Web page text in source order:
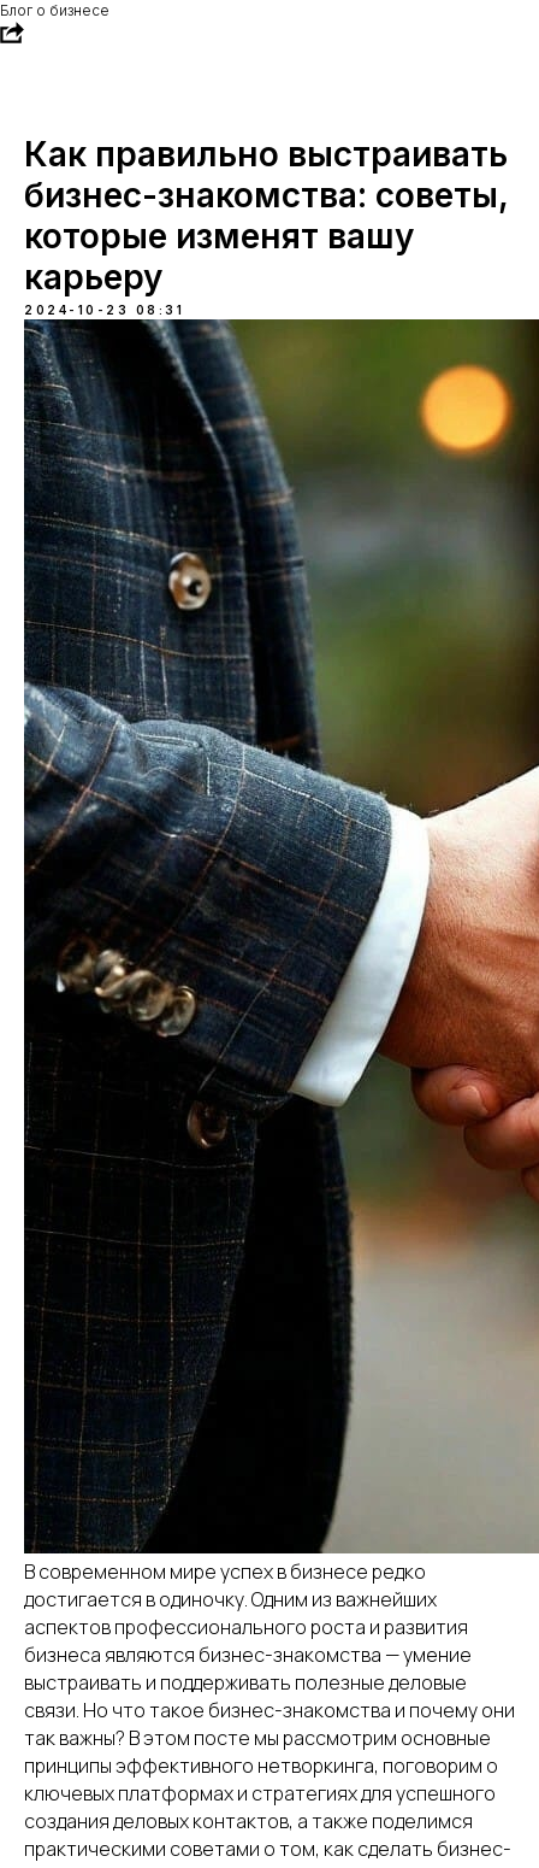
Блог о бизнесе
Как правильно выстраивать
бизнес-знакомства: советы,
которые изменят вашу
карьеру
2024-10-23 08:31
В современном мире успех в бизнесе редко
достигается в одиночку. Одним из важнейших
аспектов профессионального роста и развития
бизнеса являются бизнес-знакомства — умение
выстраивать и поддерживать полезные деловые
связи. Но что такое бизнес-знакомства и почему они
так важны? В этом посте мы рассмотрим основные
принципы эффективного нетворкинга, поговорим о
ключевых платформах и стратегиях для успешного
создания деловых контактов, а также поделимся
практическими советами о том, как сделать бизнес-